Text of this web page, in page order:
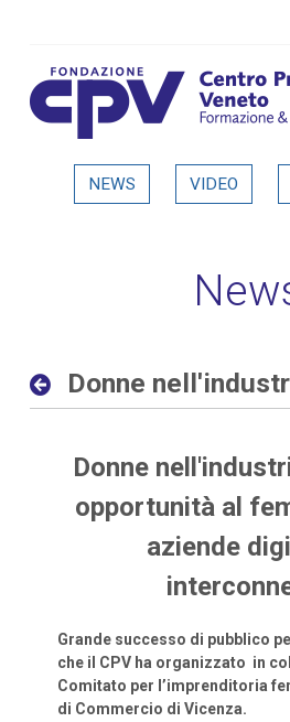
Donne
femminile nelle
Dettaglio in
NEWS VIDEO
Donne
opportunità al
aziende
Grande successo di pubblico
che il CPV ha organizzato in
Comitato per l’imprenditoria
di Commercio di Vicenza.